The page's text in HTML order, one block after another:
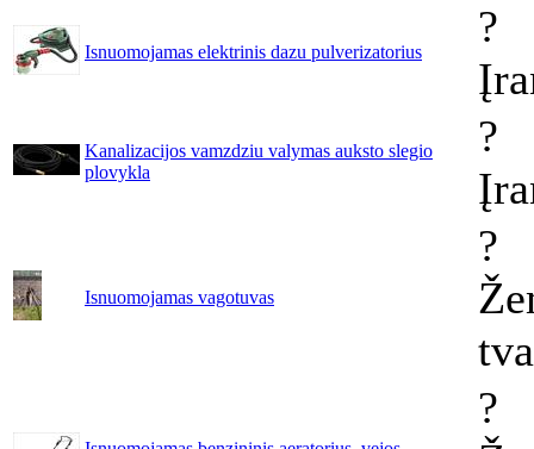
Isnuomojamas elektrinis dazu pulverizatorius
?
Kanalizacijos vamzdziu valymas auksto slegio
plovykla
?
Isnuomojamas vagotuvas
?
?